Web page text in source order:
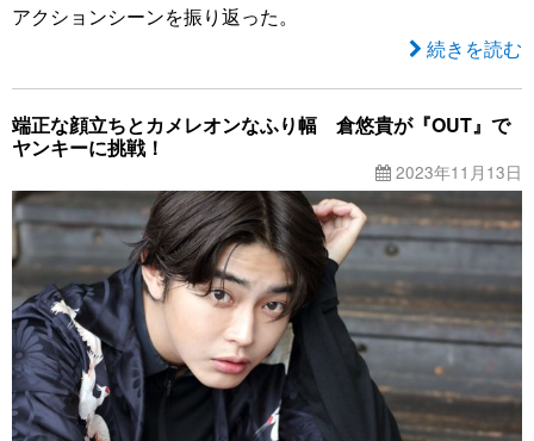
アクションシーンを振り返った。
続きを読む
端正な顔立ちとカメレオンなふり幅 倉悠貴が『OUT』で
ヤンキーに挑戦！
2023年11月13日